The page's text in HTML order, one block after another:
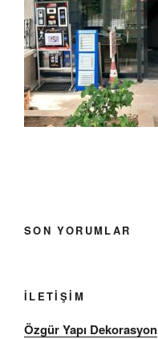
SON YORUMLAR
İLETIŞIM
Özgür Yapı Dekorasyon